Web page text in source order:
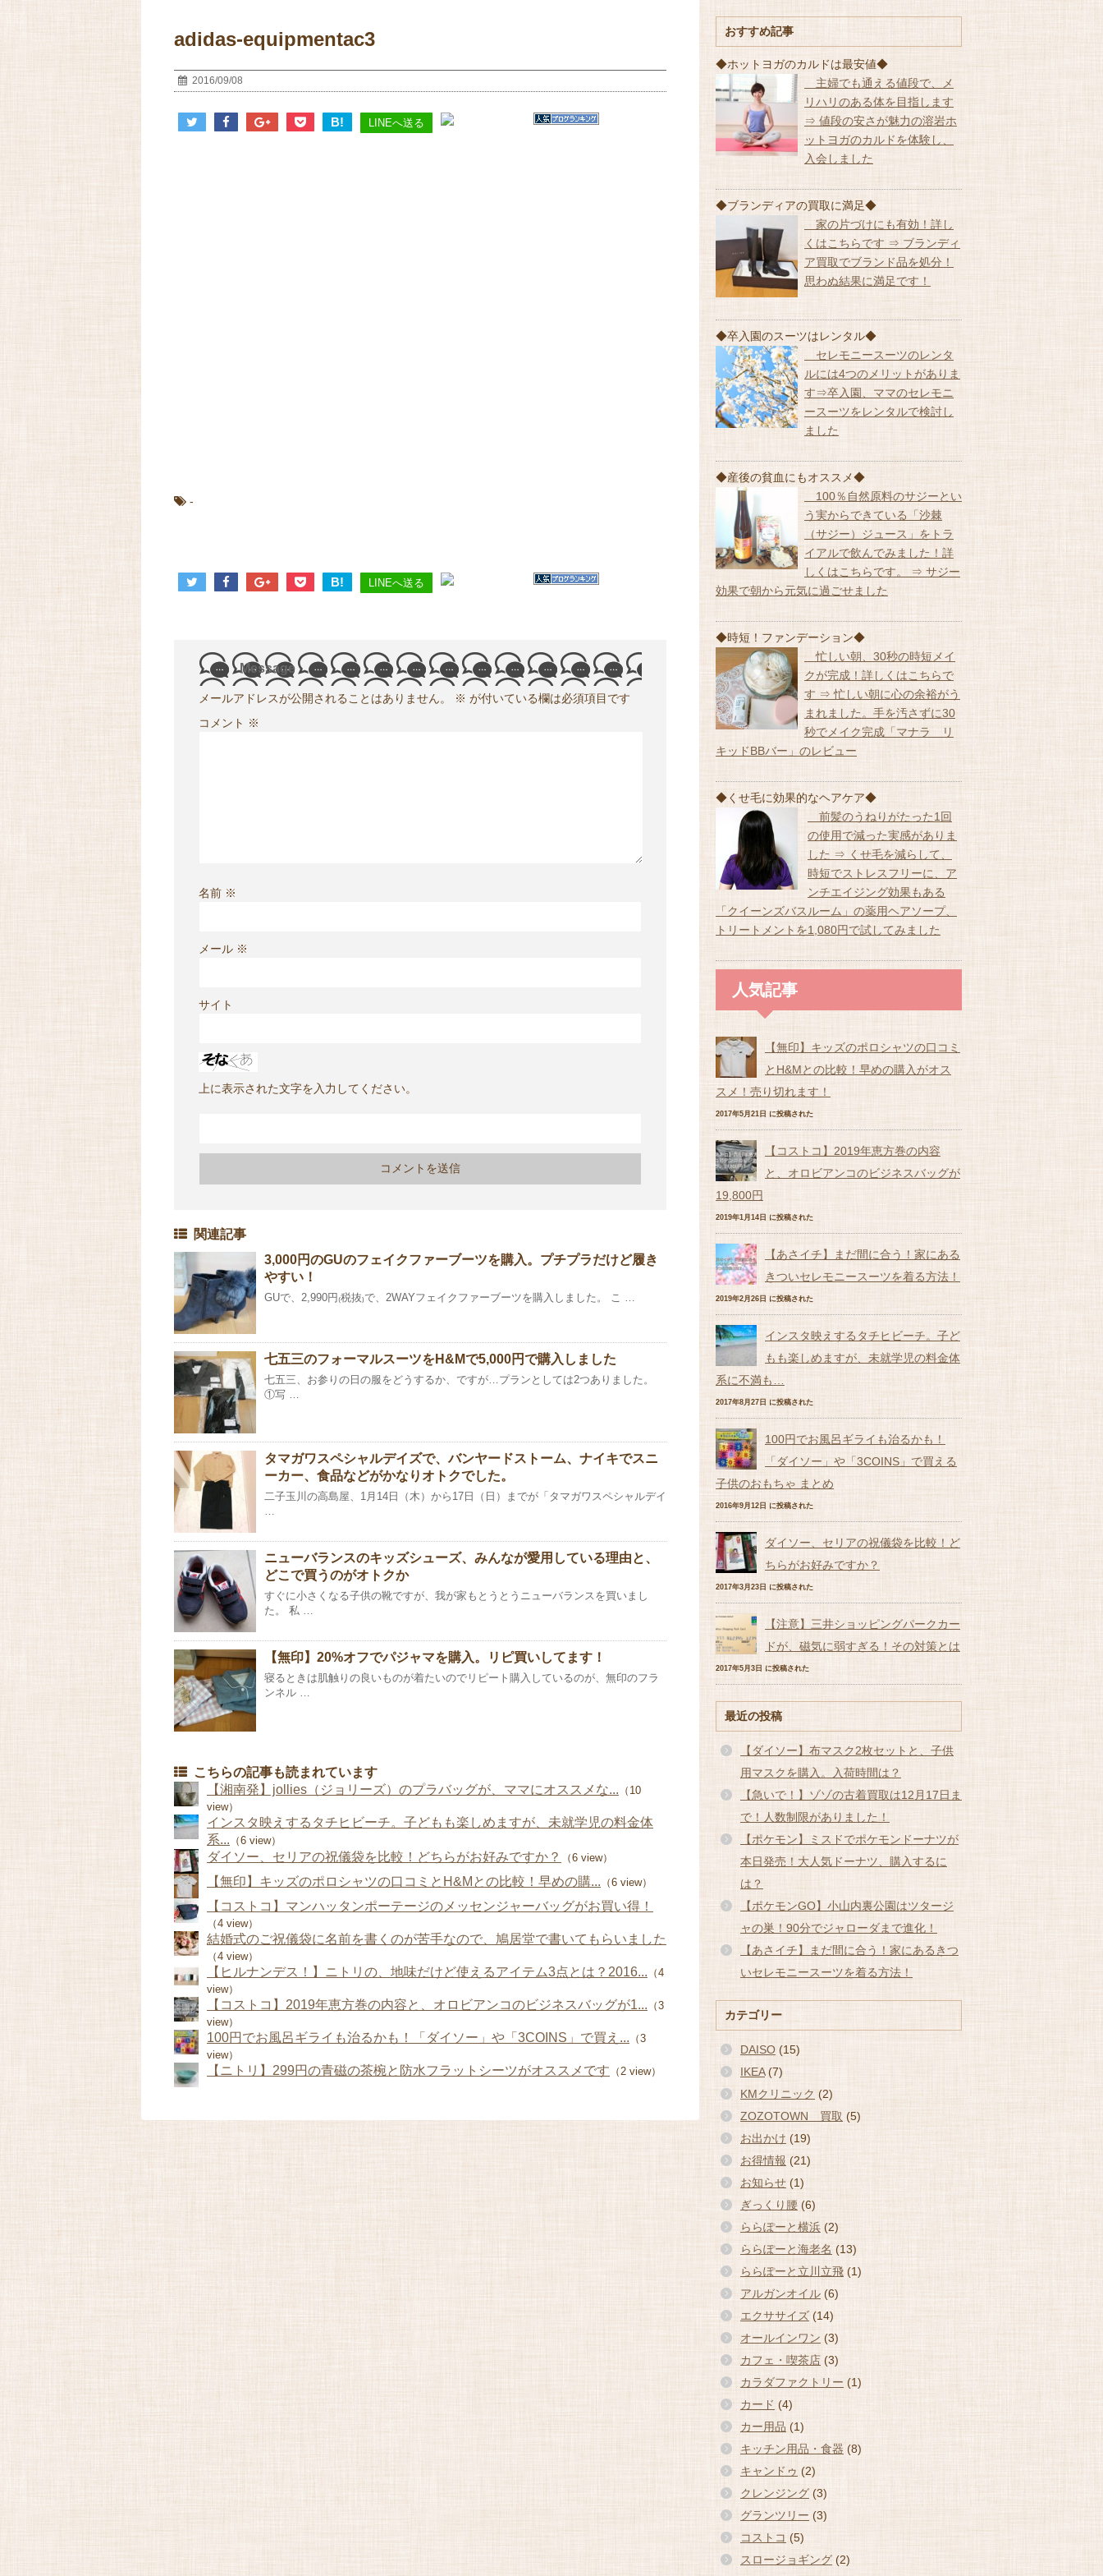
adidas-equipmentac3
2016/09/08
B! LINEへ送る
-
B! LINEへ送る
Message
メールアドレスが公開されることはありません。 ※ が付いている欄は必須項目です
コメント ※
名前 ※
メール ※
サイト
上に表示された文字を入力してください。
関連記事
3,000円のGUのフェイクファーブーツを購入。プチプラだけど履き
やすい！
GUで、2,990円₍税抜₎で、2WAYフェイクファーブーツを購入しました。 こ …
七五三のフォーマルスーツをH&Mで5,000円で購入しました
七五三、お参りの日の服をどうするか、ですが…プランとしては2つありました。
①写 …
タマガワスペシャルデイズで、バンヤードストーム、ナイキでスニ
ーカー、食品などがかなりオトクでした。
二子玉川の高島屋、1月14日（木）から17日（日）までが「タマガワスペシャルデイ
…
ニューバランスのキッズシューズ、みんなが愛用している理由と、
どこで買うのがオトクか
すぐに小さくなる子供の靴ですが、我が家もとうとうニューバランスを買いまし
た。 私 …
【無印】20%オフでパジャマを購入。リピ買いしてます！
寝るときは肌触りの良いものが着たいのでリピート購入しているのが、無印のフラ
ンネル …
こちらの記事も読まれています
【湘南発】jollies（ジョリーズ）のプラバッグが、ママにオススメな... （10
view）
インスタ映えするタチヒビーチ。子どもも楽しめますが、未就学児の料金体
系... （6 view）
ダイソー、セリアの祝儀袋を比較！どちらがお好みですか？ （6 view）
【無印】キッズのポロシャツの口コミとH&Mとの比較！早めの購... （6 view）
【コストコ】マンハッタンポーテージのメッセンジャーバッグがお買い得！
（4 view）
結婚式のご祝儀袋に名前を書くのが苦手なので、鳩居堂で書いてもらいました
（4 view）
【ヒルナンデス！】ニトリの、地味だけど使えるアイテム3点とは？2016... （4
view）
【コストコ】2019年恵方巻の内容と、オロビアンコのビジネスバッグが1... （3
view）
100円でお風呂ギライも治るかも！「ダイソー」や「3COINS」で買え... （3
view）
【ニトリ】299円の青磁の茶椀と防水フラットシーツがオススメです （2 view）
おすすめ記事
◆ホットヨガのカルドは最安値◆
主婦でも通える値段で、メ
リハリのある体を目指します
⇒ 値段の安さが魅力の溶岩ホ
ットヨガのカルドを体験し、
入会しました
◆ブランディアの買取に満足◆
家の片づけにも有効！詳し
くはこちらです ⇒ ブランディ
ア買取でブランド品を処分！
思わぬ結果に満足です！
◆卒入園のスーツはレンタル◆
セレモニースーツのレンタ
ルには4つのメリットがありま
す⇒卒入園、ママのセレモニ
ースーツをレンタルで検討し
ました
◆産後の貧血にもオススメ◆
100％自然原料のサジーとい
う実からできている「沙棘
（サジー）ジュース」をトラ
イアルで飲んでみました！詳
しくはこちらです。 ⇒ サジー
効果で朝から元気に過ごせました
◆時短！ファンデーション◆
忙しい朝、30秒の時短メイ
クが完成！詳しくはこちらで
す ⇒ 忙しい朝に心の余裕がう
まれました。手を汚さずに30
秒でメイク完成「マナラ リ
キッドBBバー」のレビュー
◆くせ毛に効果的なヘアケア◆
前髪のうねりがたった1回
の使用で減った実感がありま
した ⇒ くせ毛を減らして、
時短でストレスフリーに、ア
ンチエイジング効果もある
「クイーンズバスルーム」の薬用ヘアソープ、
トリートメントを1,080円で試してみました
人気記事
【無印】キッズのポロシャツの口コミ
とH&Mとの比較！早めの購入がオス
スメ！売り切れます！
2017年5月21日 に投稿された
【コストコ】2019年恵方巻の内容
と、オロビアンコのビジネスバッグが
19,800円
2019年1月14日 に投稿された
【あさイチ】まだ間に合う！家にある
きついセレモニースーツを着る方法！
2019年2月26日 に投稿された
インスタ映えするタチヒビーチ。子ど
もも楽しめますが、未就学児の料金体
系に不満も…
2017年8月27日 に投稿された
100円でお風呂ギライも治るかも！
「ダイソー」や「3COINS」で買える
子供のおもちゃ まとめ
2016年9月12日 に投稿された
ダイソー、セリアの祝儀袋を比較！ど
ちらがお好みですか？
2017年3月23日 に投稿された
【注意】三井ショッピングパークカー
ドが、磁気に弱すぎる！その対策とは
2017年5月3日 に投稿された
最近の投稿
【ダイソー】布マスク2枚セットと、子供
用マスクを購入。入荷時間は？
【急いで！】ゾゾの古着買取は12月17日ま
で！人数制限がありました！
【ポケモン】ミスドでポケモンドーナツが
本日発売！大人気ドーナツ、購入するに
は？
【ポケモンGO】小山内裏公園はツタージ
ャの巣！90分でジャローダまで進化！
【あさイチ】まだ間に合う！家にあるきつ
いセレモニースーツを着る方法！
カテゴリー
DAISO (15)
IKEA(7)
KMクリニック (2)
ZOZOTOWN 買取 (5)
お出かけ (19)
お得情報 (21)
お知らせ (1)
ぎっくり腰 (6)
ららぽーと横浜 (2)
ららぽーと海老名 (13)
ららぽーと立川立飛 (1)
アルガンオイル (6)
エクササイズ (14)
オールインワン (3)
カフェ・喫茶店 (3)
カラダファクトリー (1)
カード (4)
カー用品 (1)
キッチン用品・食器 (8)
キャンドゥ (2)
クレンジング (3)
グランツリー (3)
コストコ (5)
スロージョギング (2)